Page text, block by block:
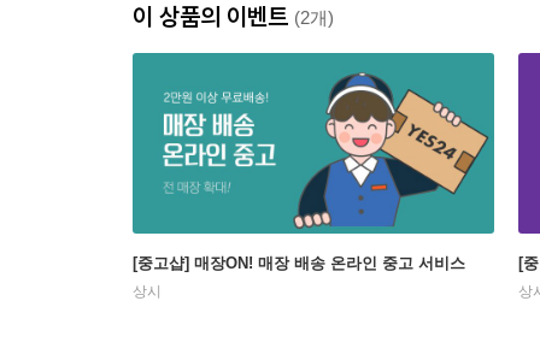
이 상품의 이벤트 (2개)
[중고샵] 매장ON! 매장 배송 온라인 중고 서비스
상시
[
상